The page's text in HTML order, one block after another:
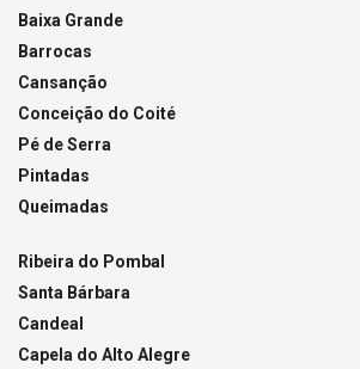
Baixa Grande
Barrocas
Cansanção
Conceição do Coité
Pé de Serra
Pintadas
Queimadas
Ribeira do Pombal
Santa Bárbara
Candeal
Capela do Alto Alegre